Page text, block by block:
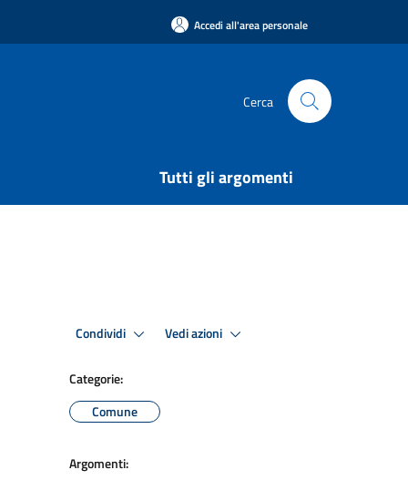
Accedi all'area personale
Cerca
Tutti gli argomenti
Condividi Vedi azioni
Categorie:
Comune
Argomenti: